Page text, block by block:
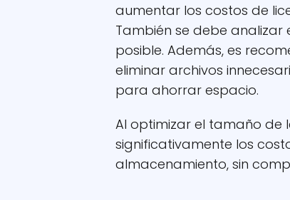
aumentar los costos de
También se debe analizar
posible. Además, es
eliminar archivos
para ahorrar espacio.
Al optimizar el tamaño de
significativamente los
almacenamiento, sin